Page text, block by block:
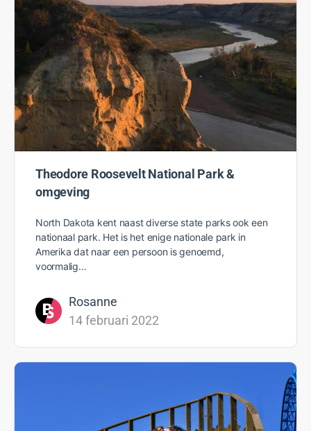
Theodore Roosevelt National Park &
omgeving
North Dakota kent naast diverse state parks ook een
nationaal park. Het is het enige nationale park in
Amerika dat naar een persoon is genoemd,
voormalig…
Rosanne
14 februari 2022